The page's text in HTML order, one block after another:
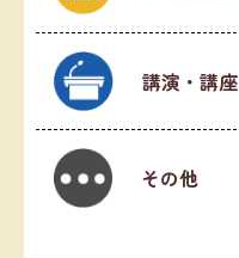
講演・講座
その他